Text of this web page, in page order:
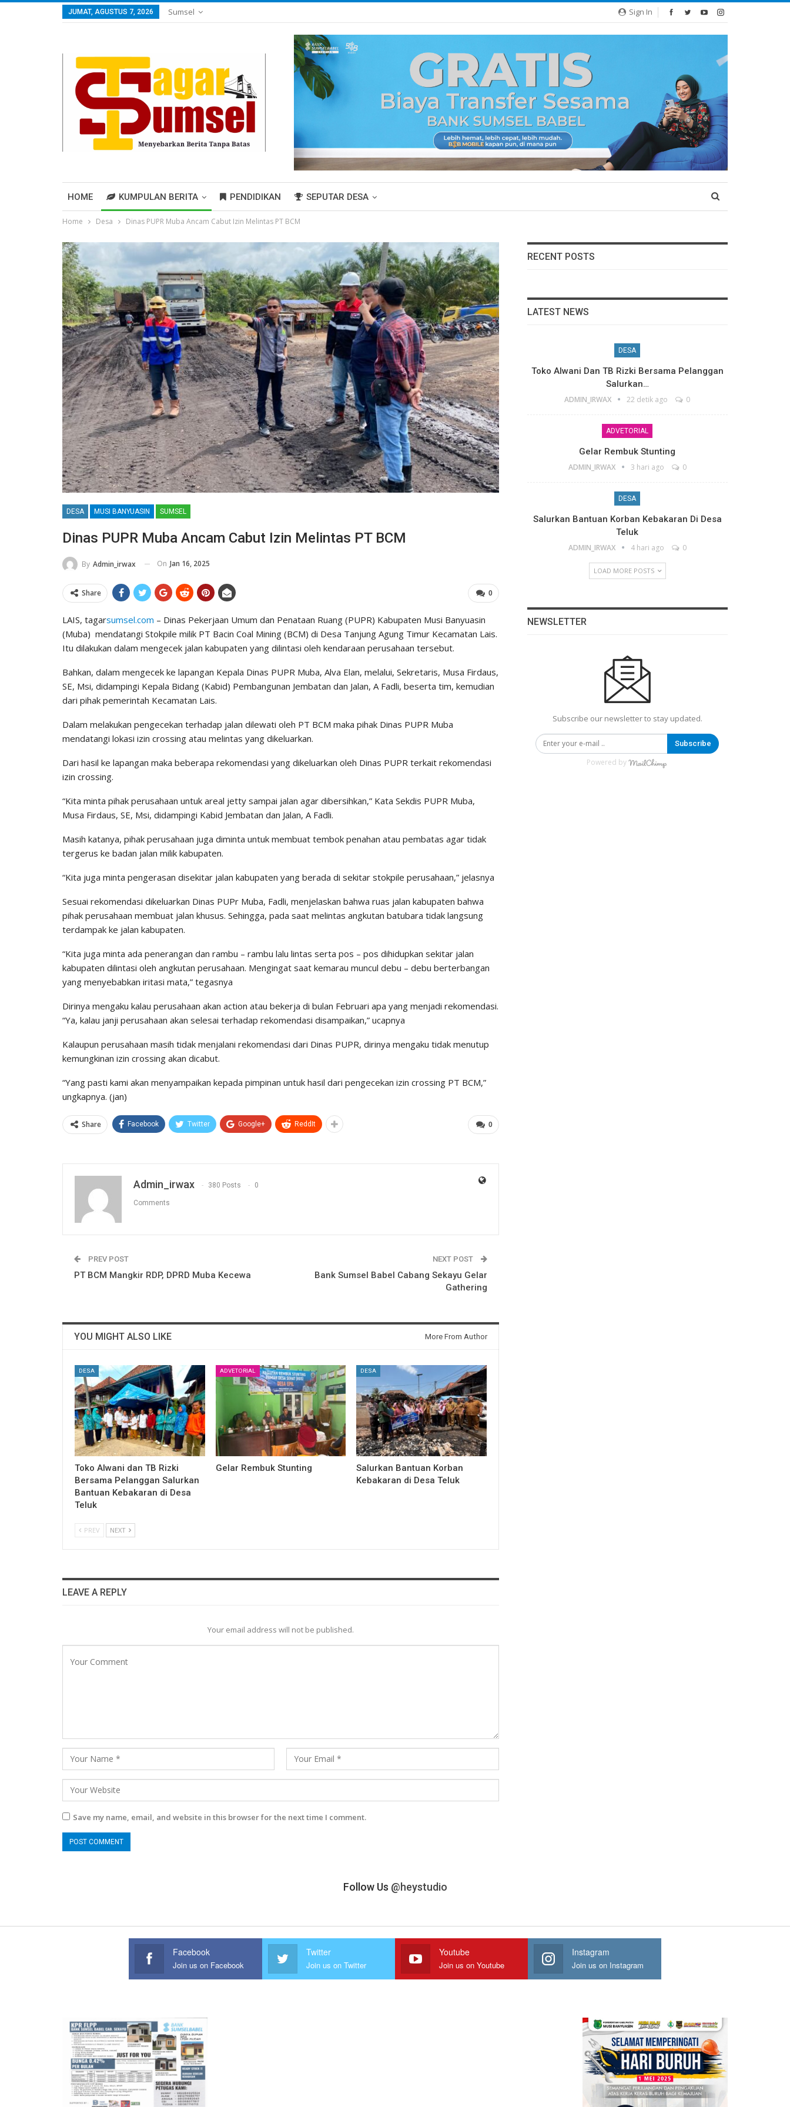
Sign In
JUMAT, AGUSTUS 7, 2026 Sumsel
HOME KUMPULAN BERITA PENDIDIKAN SEPUTAR DESA
Home Desa Dinas PUPR Muba Ancam Cabut Izin Melintas PT BCM
DESA MUSI BANYUASIN SUMSEL
Dinas PUPR Muba Ancam Cabut Izin Melintas PT BCM
By Admin_irwax On Jan 16, 2025
0
Share
LAIS, tagarsumsel.com – Dinas Pekerjaan Umum dan Penataan Ruang (PUPR) Kabupaten Musi Banyuasin
(Muba) mendatangi Stokpile milik PT Bacin Coal Mining (BCM) di Desa Tanjung Agung Timur Kecamatan Lais.
Itu dilakukan dalam mengecek jalan kabupaten yang dilintasi oleh kendaraan perusahaan tersebut.
Bahkan, dalam mengecek ke lapangan Kepala Dinas PUPR Muba, Alva Elan, melalui, Sekretaris, Musa Firdaus,
SE, Msi, didampingi Kepala Bidang (Kabid) Pembangunan Jembatan dan Jalan, A Fadli, beserta tim, kemudian
dari pihak pemerintah Kecamatan Lais.
Dalam melakukan pengecekan terhadap jalan dilewati oleh PT BCM maka pihak Dinas PUPR Muba
mendatangi lokasi izin crossing atau melintas yang dikeluarkan.
Dari hasil ke lapangan maka beberapa rekomendasi yang dikeluarkan oleh Dinas PUPR terkait rekomendasi
izin crossing.
“Kita minta pihak perusahaan untuk areal jetty sampai jalan agar dibersihkan,” Kata Sekdis PUPR Muba,
Musa Firdaus, SE, Msi, didampingi Kabid Jembatan dan Jalan, A Fadli.
Masih katanya, pihak perusahaan juga diminta untuk membuat tembok penahan atau pembatas agar tidak
tergerus ke badan jalan milik kabupaten.
“Kita juga minta pengerasan disekitar jalan kabupaten yang berada di sekitar stokpile perusahaan,” jelasnya
Sesuai rekomendasi dikeluarkan Dinas PUPr Muba, Fadli, menjelaskan bahwa ruas jalan kabupaten bahwa
pihak perusahaan membuat jalan khusus. Sehingga, pada saat melintas angkutan batubara tidak langsung
terdampak ke jalan kabupaten.
“Kita juga minta ada penerangan dan rambu – rambu lalu lintas serta pos – pos dihidupkan sekitar jalan
kabupaten dilintasi oleh angkutan perusahaan. Mengingat saat kemarau muncul debu – debu berterbangan
yang menyebabkan iritasi mata,” tegasnya
Dirinya mengaku kalau perusahaan akan action atau bekerja di bulan Februari apa yang menjadi rekomendasi.
“Ya, kalau janji perusahaan akan selesai terhadap rekomendasi disampaikan,” ucapnya
Kalaupun perusahaan masih tidak menjalani rekomendasi dari Dinas PUPR, dirinya mengaku tidak menutup
kemungkinan izin crossing akan dicabut.
“Yang pasti kami akan menyampaikan kepada pimpinan untuk hasil dari pengecekan izin crossing PT BCM,”
ungkapnya. (jan)
0
Share Facebook Twitter Google+ ReddIt
Admin_irwax 380 Posts 0
Comments
PREV POST
PT BCM Mangkir RDP, DPRD Muba Kecewa
NEXT POST
Bank Sumsel Babel Cabang Sekayu Gelar
Gathering
YOU MIGHT ALSO LIKE More From Author
DESA
Toko Alwani dan TB Rizki
Bersama Pelanggan Salurkan
Bantuan Kebakaran di Desa
Teluk
ADVETORIAL
Gelar Rembuk Stunting
DESA
Salurkan Bantuan Korban
Kebakaran di Desa Teluk
PREV NEXT
LEAVE A REPLY
Your email address will not be published.
Save my name, email, and website in this browser for the next time I comment.
RECENT POSTS
LATEST NEWS
DESA
Toko Alwani Dan TB Rizki Bersama Pelanggan
Salurkan…
ADMIN_IRWAX 22 detik ago 0
ADVETORIAL
Gelar Rembuk Stunting
ADMIN_IRWAX 3 hari ago 0
DESA
Salurkan Bantuan Korban Kebakaran Di Desa
Teluk
ADMIN_IRWAX 4 hari ago 0
LOAD MORE POSTS
NEWSLETTER
Subscribe our newsletter to stay updated.
Subscribe
Powered by
Follow Us @heystudio
Facebook
Join us on Facebook
Twitter
Join us on Twitter
Youtube
Join us on Youtube
Instagram
Join us on Instagram